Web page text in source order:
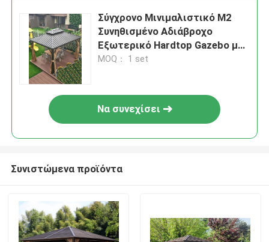
Σύγχρονο Μινιμαλιστικό M2
Συνηθισμένο Αδιάβροχο
Εξωτερικό Hardtop Gazebo με
Κρυμμένο Σωλήνα
MOQ： 1 set
Να συνεχίσει
Συνιστώμενα προϊόντα